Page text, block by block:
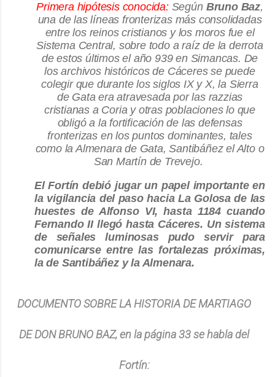
Primera hipótesis conocida:Según Bruno Baz,
una de las líneas fronterizas más consolidadas
entre los reinos cristianos y los moros fue el
Sistema Central, sobre todo a raíz de la derrota
de estos últimos el año 939 en Simancas. De
los archivos históricos de Cáceres se puede
colegir que durante los siglos IX y X, la Sierra
de Gata era atravesada por las razzias
cristianas a Coria y otras poblaciones lo que
obligó a la fortificación de las defensas
fronterizas en los puntos dominantes, tales
como la Almenara de Gata, Santibáñez el Alto o
San Martín de Trevejo.
El Fortín debió jugar un papel importante en
la vigilancia del paso hacia La Golosa de las
huestes de Alfonso VI, hasta 1184 cuando
Fernando II llegó hasta Cáceres. Un sistema
de señales luminosas pudo servir para
comunicarse entre las fortalezas próximas,
la de Santibáñez y la Almenara.
DOCUMENTO SOBRE LA HISTORIA DE MARTIAGO
DE DON BRUNO BAZ, en la página 33 se habla del
Fortín: